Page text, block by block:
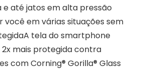
e até jatos em alta pressão
em várias situações sem
tela do smartphone
mais protegida contra
com Corning® Gorilla® Glass